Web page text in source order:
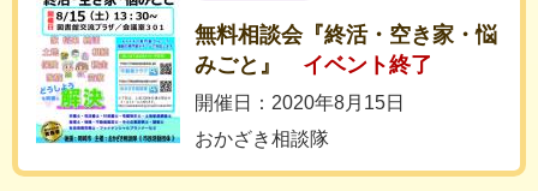
無料相談会『終活・空き家・悩
みごと』
イベント終了
開催日：2020年8月15日
おかざき相談隊